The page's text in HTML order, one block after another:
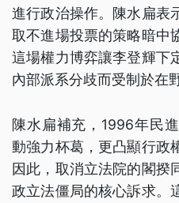
進行政治操作。陳水扁表
取不進場投票的策略暗中
這場權力博弈讓李登輝下
內部派系分歧而受制於在
陳水扁補充，1996年民
動強力杯葛，更凸顯行政
因此，取消立法院的閣揆
政立法僵局的核心訴求。